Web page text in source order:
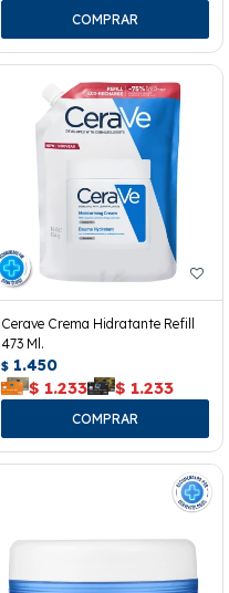
Cerave Crema Hidratante Refill
473 Ml.
$ 1.450
$ 1.233 $ 1.233